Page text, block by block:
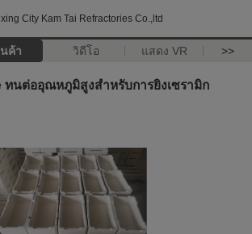
City Kam Tai Refractories Co.,ltd
ค้า วิดีโอ แสดง VR >>
ทนต่ออุณหภูมิสูงสำหรับการยิงเซรามิก